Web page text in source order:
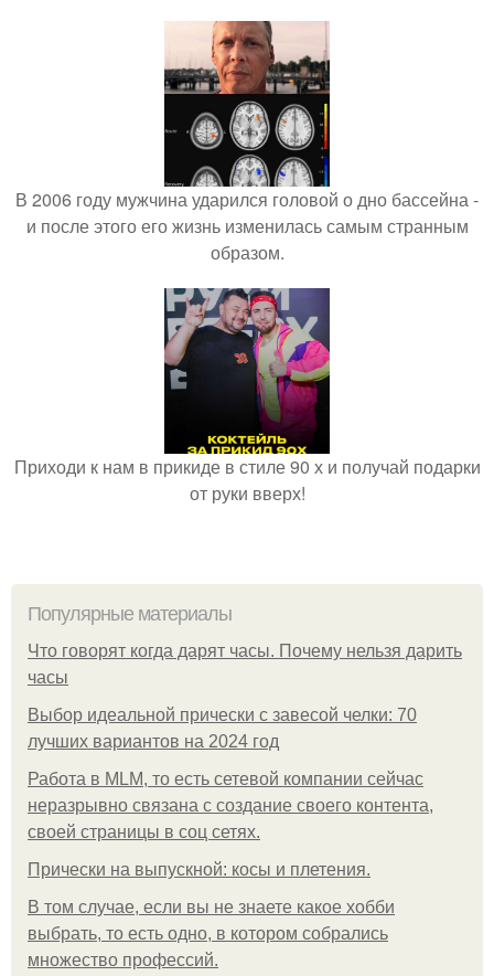
В 2006 году мужчина ударился головой о дно бассейна -
и после этого его жизнь изменилась самым странным
образом.
Приходи к нам в прикиде в стиле 90 х и получай подарки
от руки вверх!
Популярные материалы
Что говорят когда дарят часы. Почему нельзя дарить
часы
Выбор идеальной прически с завесой челки: 70
лучших вариантов на 2024 год
Работа в MLM, то есть сетевой компании сейчас
неразрывно связана с создание своего контента,
своей страницы в соц сетях.
Прически на выпускной: косы и плетения.
В том случае, если вы не знаете какое хобби
выбрать, то есть одно, в котором собрались
множество профессий.